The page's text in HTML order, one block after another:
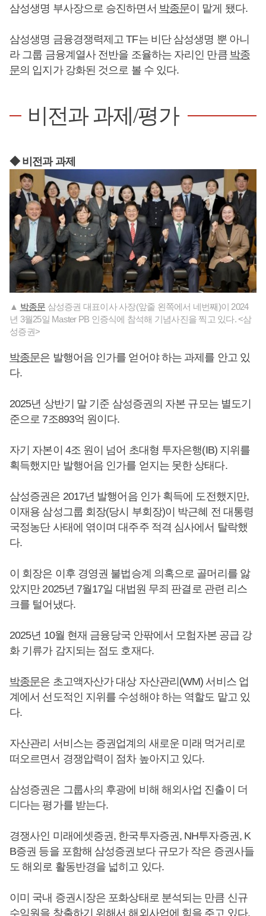
삼성생명 부사장으로 승진하면서 박종문이 맡게 됐다.
삼성생명 금융경쟁력제고 TF는 비단 삼성생명 뿐 아니
라 그룹 금융계열사 전반을 조율하는 자리인 만큼 박종
문의 입지가 강화된 것으로 볼 수 있다.
비전과 과제/평가
◆ 비전과 과제
▲ 박종문 삼성증권 대표이사 사장(앞줄 왼쪽에서 네번째)이 2024
년 3월25일 Master PB 인증식에 참석해 기념사진을 찍고 있다. <삼
성증권>
박종문은 발행어음 인가를 얻어야 하는 과제를 안고 있
다.
2025년 상반기 말 기준 삼성증권의 자본 규모는 별도기
준으로 7조893억 원이다.
자기 자본이 4조 원이 넘어 초대형 투자은행(IB) 지위를
획득했지만 발행어음 인가를 얻지는 못한 상태다.
삼성증권은 2017년 발행어음 인가 획득에 도전했지만,
이재용 삼성그룹 회장(당시 부회장)이 박근혜 전 대통령
국정농단 사태에 엮이며 대주주 적격 심사에서 탈락했
다.
이 회장은 이후 경영권 불법승계 의혹으로 골머리를 앓
았지만 2025년 7월17일 대법원 무죄 판결로 관련 리스
크를 털어냈다.
2025년 10월 현재 금융당국 안팎에서 모험자본 공급 강
화 기류가 감지되는 점도 호재다.
박종문은 초고액자산가 대상 자산관리(WM) 서비스 업
계에서 선도적인 지위를 수성해야 하는 역할도 맡고 있
다.
자산관리 서비스는 증권업계의 새로운 미래 먹거리로
떠오르면서 경쟁압력이 점차 높아지고 있다.
삼성증권은 그룹사의 후광에 비해 해외사업 진출이 더
디다는 평가를 받는다.
경쟁사인 미래에셋증권, 한국투자증권, NH투자증권, K
B증권 등을 포함해 삼성증권보다 규모가 작은 증권사들
도 해외로 활동반경을 넓히고 있다.
이미 국내 증권시장은 포화상태로 분석되는 만큼 신규
수익원을 창출하기 위해서 해외사업에 힘을 주고 있다.